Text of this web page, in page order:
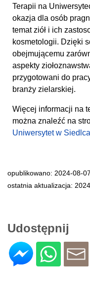
Terapii na
okazja dla osób
temat ziół i ich
kosmetologii. Dzięki
obejmującemu
aspekty
przygotowani do
branży zielarskiej.
Więcej informacji na
można znaleźć na
Uniwersytet w
opublikowano: 2024-08-07
ostatnia aktualizacja:
Udostępnij